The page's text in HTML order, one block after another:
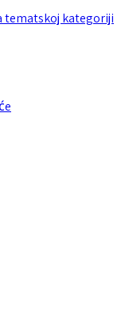
tematskoj kategoriji